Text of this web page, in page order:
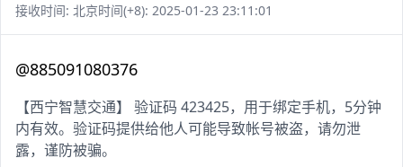
接收时间: 北京时间(+8): 2025-01-23 23:11:01
@885091080376
【西宁智慧交通】 验证码 423425，用于绑定手机，5分钟
内有效。验证码提供给他人可能导致帐号被盗，请勿泄
露，谨防被骗。